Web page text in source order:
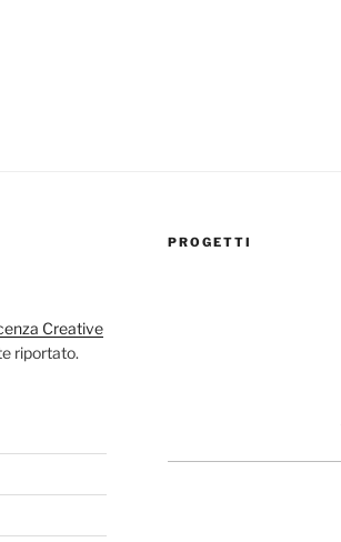
Creative
riportato.
PROGETTI